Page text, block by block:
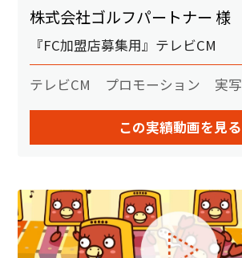
株式会社ゴルフパートナー 様
『FC加盟店募集用』テレビCM
テレビCM プロモーション 実写
この実績動画を見る